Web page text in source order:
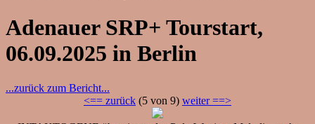
Adenauer SRP+ Tourstart,
06.09.2025 in Berlin
...zurück zum Bericht...
<== zurück (5 von 9) weiter ==>